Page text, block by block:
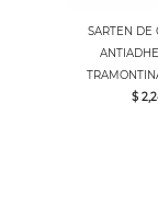
SARTEN DE
$